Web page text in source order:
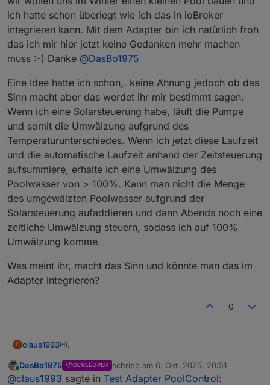
State value toset
for
"poolcontrol.0.runtime.today" has to be type
"number"
type
poolcontrol.0 2025-10-06 11:23:52.254 info
State value toset for
"number"but receivedtype "string"
poolcontrol.0 2025-10-06 11:22:52.253 info
State value toset for
"poolcontrol.0.runtime.today"has to be
"number"but receivedtype "string"
poolcontrol.0 2025-10-06 11:22:52.250 info
State value to
set
for
"poolcontrol.0.runtime.total"
has to be
"number" but receivedtype "string"
Ist notiert. Eine Bereinigte Version ist schon auf
dem Weg nach Github. Dann bitte einmal den
Ordner Runtime löschen damit die bereinigten
Datenpunkte dort sauber wieder angelegt werden.
ich hatte schon überlegt wie ich das in ioBroker
integrieren kann. Mit dem Adapter bin ich natürlich froh
das ich mir hier jetzt keine Gedanken mehr machen
muss :-) Danke @DasBo1975
Eine Idee hatte ich schon,. keine Ahnung jedoch ob das
Sinn macht aber das werdet ihr mir bestimmt sagen.
Wenn ich eine Solarsteuerung habe, läuft die Pumpe
und somit die Umwälzung aufgrund des
Temperaturunterschiedes. Wenn ich jetzt diese Laufzeit
und die automatische Laufzeit anhand der Zeitsteuerung
aufsummiere, erhalte ich eine Umwälzung des
Poolwasser von > 100%. Kann man nicht die Menge
des umgewälzten Poolwasser aufgrund der
Solarsteuerung aufaddieren und dann Abends noch eine
zeitliche Umwälzung steuern, sodass ich auf 100%
Umwälzung komme.
Was meint ihr, macht das Sinn und könnte man das im
Adapter integrieren?
0
C claus1993Hi,
wir wollen uns im Winter einen kleinen Pool bauen
und ich hatte schon überlegt wie ich das in ioBroker
Online
DasBo1975 DEVELOPER schrieb am 6. Okt. 2025, 20:51
zuletzt editiert von
@claus1993 sagte in Test Adapter PoolControl: